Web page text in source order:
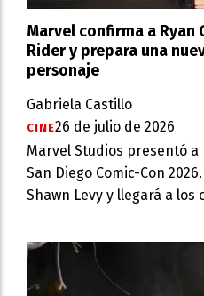
Marvel confirma a Ryan
Rider y prepara una
personaje
Gabriela Castillo
CINE26 de julio de 2026
Marvel Studios presentó a
San Diego Comic-Con
Shawn Levy y llegará a los